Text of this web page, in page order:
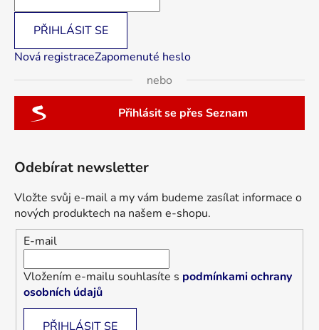
PŘIHLÁSIT SE
Nová registraceZapomenuté heslo
nebo
Přihlásit se přes Seznam
Odebírat newsletter
Vložte svůj e-mail a my vám budeme zasílat informace o
nových produktech na našem e-shopu.
E-mail
Vložením e-mailu souhlasíte s podmínkami ochrany
osobních údajů
PŘIHLÁSIT SE